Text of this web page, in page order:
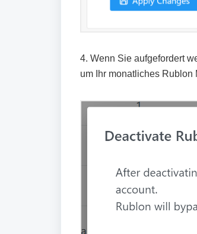
4. Wenn Sie aufgefordert
um Ihr monatliches Rublon